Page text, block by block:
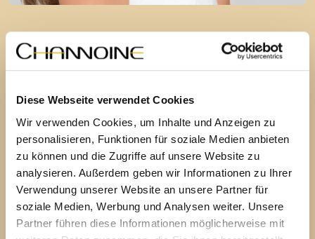
Diese Webseite verwendet Cookies
Wir verwenden Cookies, um Inhalte und Anzeigen zu
personalisieren, Funktionen für soziale Medien anbieten
zu können und die Zugriffe auf unsere Website zu
analysieren. Außerdem geben wir Informationen zu Ihrer
Verwendung unserer Website an unsere Partner für
soziale Medien, Werbung und Analysen weiter. Unsere
Partner führen diese Informationen möglicherweise mit
FIND YOUR MATCH
Jetzt Hautbildanalysieren!
Nimm Dir ein paar Minuten Zeit für Deine webbasierte
Hautbildanalyse und finde heraus, welche Pflege
punktgenau zu Dir passt.
Zur Hautbildanalyse